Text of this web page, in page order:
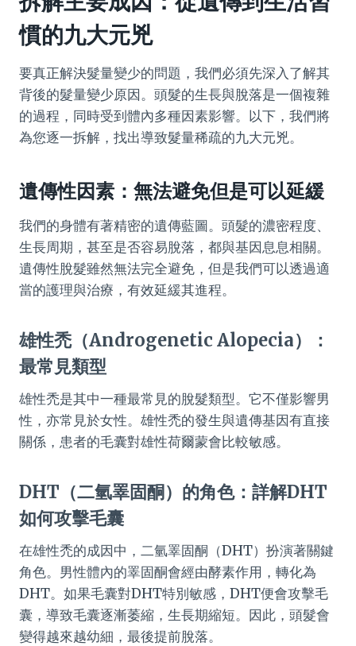
慣的九大元兇
要真正解決髮量變少的問題，我們必須先深入了解其
背後的髮量變少原因。頭髮的生長與脫落是一個複雜
的過程，同時受到體內多種因素影響。以下，我們將
為您逐一拆解，找出導致髮量稀疏的九大元兇。
遺傳性因素：無法避免但是可以延緩
我們的身體有著精密的遺傳藍圖。頭髮的濃密程度、
生長周期，甚至是否容易脫落，都與基因息息相關。
遺傳性脫髮雖然無法完全避免，但是我們可以透過適
當的護理與治療，有效延緩其進程。
雄性禿（Androgenetic Alopecia）：
最常見類型
雄性禿是其中一種最常見的脫髮類型。它不僅影響男
性，亦常見於女性。雄性禿的發生與遺傳基因有直接
關係，患者的毛囊對雄性荷爾蒙會比較敏感。
DHT（二氫睪固酮）的角色：詳解DHT
如何攻擊毛囊
在雄性禿的成因中，二氫睪固酮（DHT）扮演著關鍵
角色。男性體內的睪固酮會經由酵素作用，轉化為
DHT。如果毛囊對DHT特別敏感，DHT便會攻擊毛
囊，導致毛囊逐漸萎縮，生長期縮短。因此，頭髮會
變得越來越幼細，最後提前脫落。